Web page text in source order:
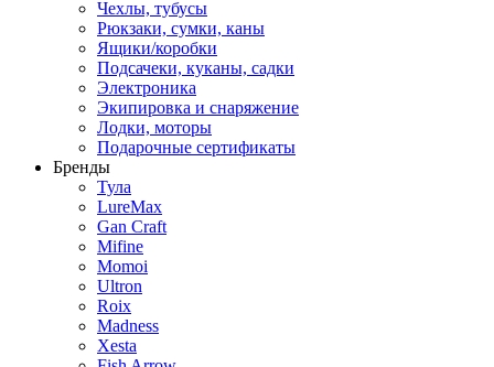
Чехлы, тубусы
Рюкзаки, сумки, каны
Ящики/коробки
Подсачеки, куканы, садки
Электроника
Экипировка и снаряжение
Лодки, моторы
Подарочные сертификаты
Бренды
Тула
LureMax
Gan Craft
Mifine
Momoi
Ultron
Roix
Madness
Xesta